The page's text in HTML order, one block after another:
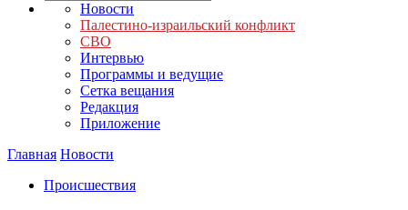
Новости
Палестино-израильский конфликт
СВО
Интервью
Программы и ведущие
Сетка вещания
Редакция
Приложение
Главная Новости
Происшествия